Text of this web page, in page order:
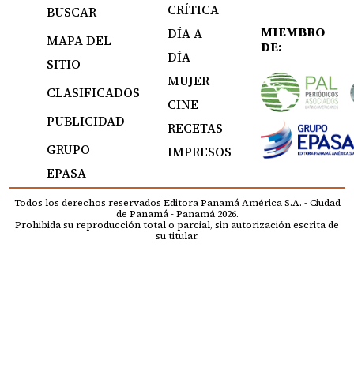
BUSCAR
MAPA DEL
SITIO
CLASIFICADOS
PUBLICIDAD
GRUPO
EPASA
CRÍTICA
DÍA A
DÍA
MUJER
CINE
RECETAS
IMPRESOS
MIEMBRO
DE:
Todos los derechos reservados Editora Panamá América S.A. - Ciudad
de Panamá - Panamá 2026.
Prohibida su reproducción total o parcial, sin autorización escrita de
su titular.